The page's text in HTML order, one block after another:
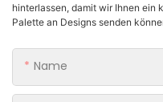
hinterlassen, damit wir Ihnen ein
Palette an Designs senden
Name